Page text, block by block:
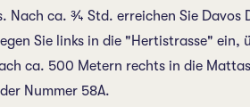
Nach ca. ¾ Std. erreichen Sie Davos
Sie links in die "Hertistrasse" ein,
ca. 500 Metern rechts in die
Nummer 58A.